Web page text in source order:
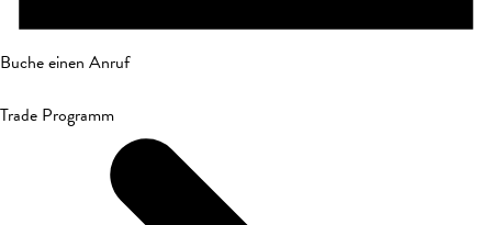
Buche einen Anruf
Trade Programm